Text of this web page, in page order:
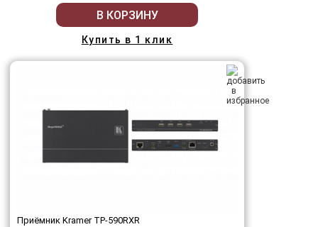
В КОРЗИНУ
Купить в 1 клик
Приёмник Kramer TP-590RXR